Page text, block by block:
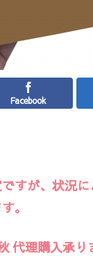
Facebook
すが、状況
。
代理購入承り